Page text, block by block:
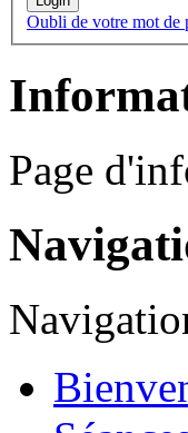
Oubli de votre mot de
Page